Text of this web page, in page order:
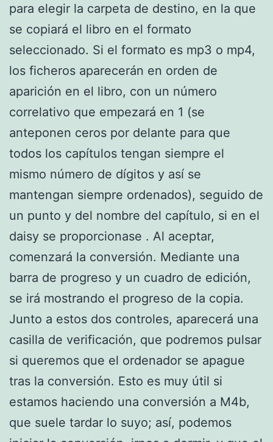
para elegir la carpeta de destino, en la que
se copiará el libro en el formato
seleccionado. Si el formato es mp3 o mp4,
los ficheros aparecerán en orden de
aparición en el libro, con un número
correlativo que empezará en 1 (se
anteponen ceros por delante para que
todos los capítulos tengan siempre el
mismo número de dígitos y así se
mantengan siempre ordenados), seguido de
un punto y del nombre del capítulo, si en el
daisy se proporcionase . Al aceptar,
comenzará la conversión. Mediante una
barra de progreso y un cuadro de edición,
se irá mostrando el progreso de la copia.
Junto a estos dos controles, aparecerá una
casilla de verificación, que podremos pulsar
si queremos que el ordenador se apague
tras la conversión. Esto es muy útil si
estamos haciendo una conversión a M4b,
que suele tardar lo suyo; así, podemos